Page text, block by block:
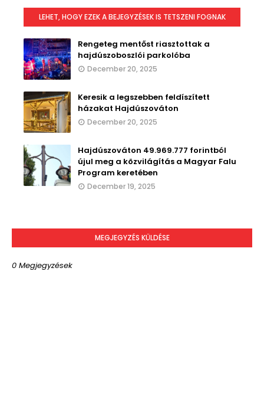
LEHET, HOGY EZEK A BEJEGYZÉSEK IS TETSZENI FOGNAK
Rengeteg mentőst riasztottak a
hajdúszoboszlói parkolóba
December 20, 2025
Keresik a legszebben feldíszített
házakat Hajdúszováton
December 20, 2025
Hajdúszováton 49.969.777 forintból
újul meg a közvilágítás a Magyar Falu
Program keretében
December 19, 2025
MEGJEGYZÉS KÜLDÉSE
0 Megjegyzések